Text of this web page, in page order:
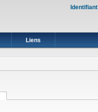
Identifiant
Liens